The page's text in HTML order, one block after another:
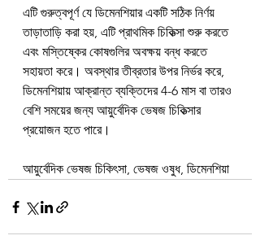
এটি গুরুত্বপূর্ণ যে ডিমেনশিয়ার একটি সঠিক নির্ণয়
তাড়াতাড়ি করা হয়, এটি প্রাথমিক চিকিত্সা শুরু করতে
এবং মস্তিষ্কের কোষগুলির অবক্ষয় বন্ধ করতে
সহায়তা করে। অবস্থার তীব্রতার উপর নির্ভর করে,
ডিমেনশিয়ায় আক্রান্ত ব্যক্তিদের 4-6 মাস বা তারও
বেশি সময়ের জন্য আয়ুর্বেদিক ভেষজ চিকিত্সার
প্রয়োজন হতে পারে।
আয়ুর্বেদিক ভেষজ চিকিৎসা, ভেষজ ওষুধ, ডিমেনশিয়া